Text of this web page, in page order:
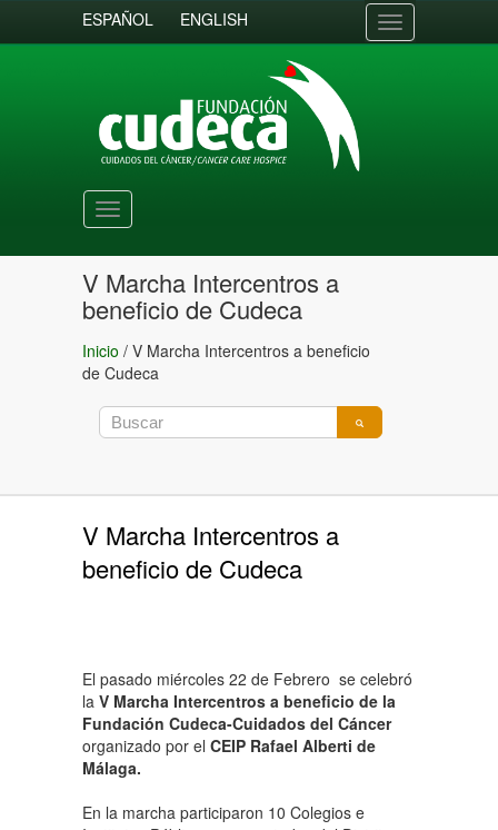
ESPAÑOL ENGLISH
Toggle
navigation
Toggle
navigation
V Marcha Intercentros a
beneficio de Cudeca
Inicio / V Marcha Intercentros a beneficio
de Cudeca
V Marcha Intercentros a
beneficio de Cudeca
El pasado miércoles 22 de Febrero se celebró
la V Marcha Intercentros a beneficio de la
Fundación Cudeca-Cuidados del Cáncer
organizado por el CEIP Rafael Alberti de
Málaga.
En la marcha participaron 10 Colegios e